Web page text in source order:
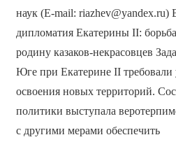
наук (E-mail: riazhev@yandex.ru)
дипломатия Екатерины II:
родину казаков-некрасовцев
Юге при Екатерине II требовали
освоения новых территорий.
политики выступала
с другими мерами обеспечить